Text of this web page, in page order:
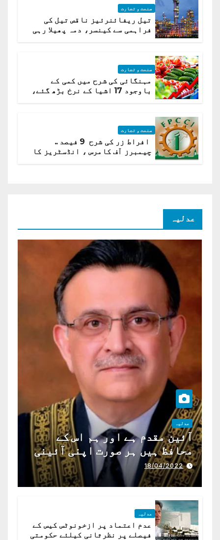
صنعت و تجارت
تیل ریفائنرئیز ناقص تیل کی
فراہمی سے کینسر، دمہ پھیلا رہی
صنعت و تجارت
مہنگائی کی شرح میں کمی کے
باوجود 17 اشیا کے نرخ بڑھ گئے،
صنعت و تجارت
افراط زر کی شرح 9 فیصد ..
چیمبرز آف کامرس ، انڈسٹریز کا
عدلیہ
عدلیہ
آئین مقدم ہے اور ہم اس کے
محافظ ہیں ہر صورت اپنی آئینی
ذمہ داری ادا کرینگے ، چیف
جسٹس پاکستان
18/04/2022
عدلیہ
عدم اعتماد پر ازخونوٹس کیس کے
فیصلے پر نظرثانی کیلئے حکومتی